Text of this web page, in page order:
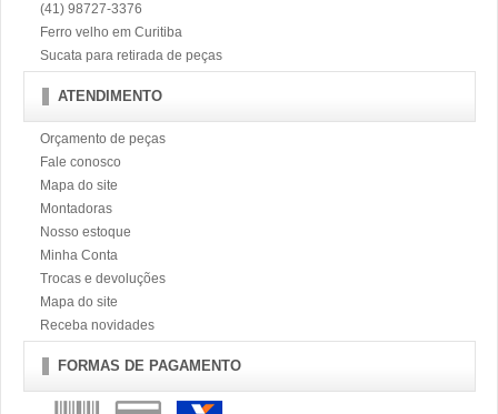
(41) 98727-3376
Ferro velho em Curitiba
Sucata para retirada de peças
ATENDIMENTO
Orçamento de peças
Fale conosco
Mapa do site
Montadoras
Nosso estoque
Minha Conta
Trocas e devoluções
Mapa do site
Receba novidades
FORMAS DE PAGAMENTO